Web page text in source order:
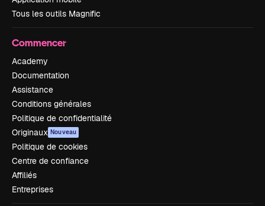
Tous les outils Magnific
Commencer
Academy
Documentation
Assistance
Conditions générales
Politique de confidentialité
Originaux Nouveau
Politique de cookies
Centre de confiance
Affiliés
Entreprises